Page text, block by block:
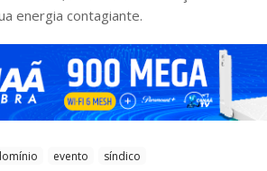
energia contagiante.
evento síndico